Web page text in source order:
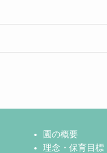
園の概要
理念・保育目標